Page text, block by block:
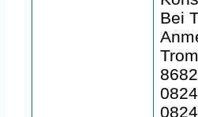
Bei